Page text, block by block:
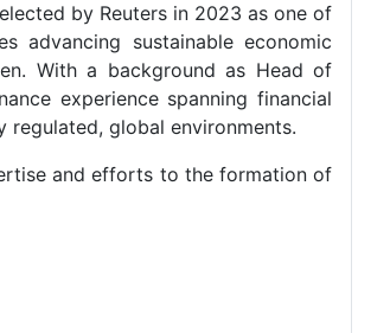
by Reuters in 2023 as one of
advancing sustainable economic
With a background as Head of
experience spanning financial
regulated, global environments.
and efforts to the formation of